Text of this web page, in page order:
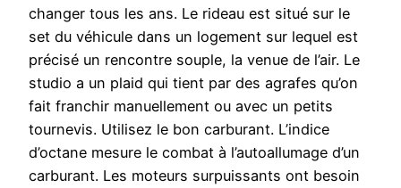
changer tous les ans. Le rideau est situé sur le
set du véhicule dans un logement sur lequel est
précisé un rencontre souple, la venue de l’air. Le
studio a un plaid qui tient par des agrafes qu’on
fait franchir manuellement ou avec un petits
tournevis. Utilisez le bon carburant. L’indice
d’octane mesure le combat à l’autoallumage d’un
carburant. Les moteurs surpuissants ont besoin